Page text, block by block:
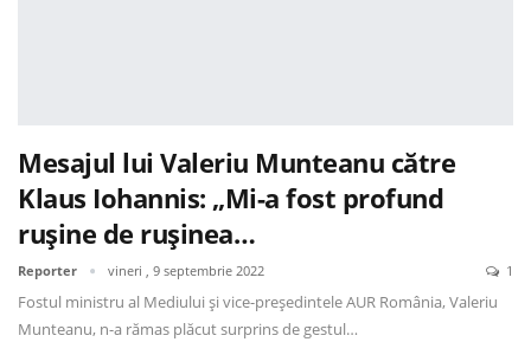
Mesajul lui Valeriu Munteanu către
Klaus Iohannis: „Mi-a fost profund
rușine de rușinea…
Reporter vineri , 9 septembrie 2022 1
Fostul ministru al Mediului și vice-președintele AUR România, Valeriu
Munteanu, n-a rămas plăcut surprins de gestul…